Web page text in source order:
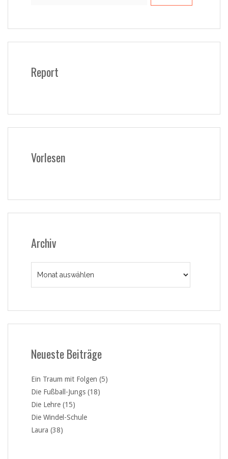
Report
Vorlesen
Archiv
Neueste Beiträge
Ein Traum mit Folgen (5)
Die Fußball-Jungs (18)
Die Lehre (15)
Die Windel-Schule
Laura (38)